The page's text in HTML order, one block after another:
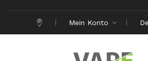
Mein Konto